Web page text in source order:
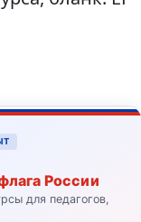
России
для педагогов,